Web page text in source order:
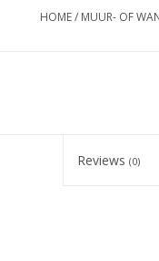
HOME/ MUUR- OF
Reviews(0)